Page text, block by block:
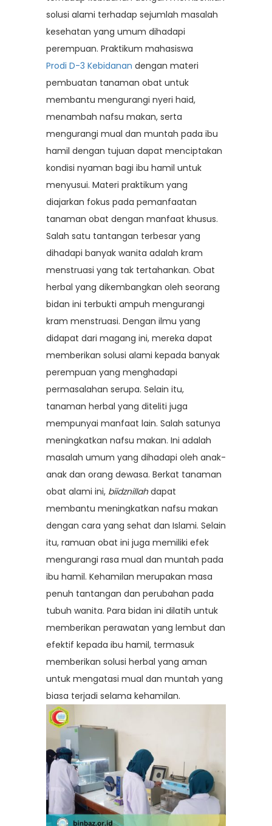
solusi alami terhadap sejumlah masalah
kesehatan yang umum dihadapi
perempuan. Praktikum mahasiswa
Prodi D-3 Kebidanan dengan materi
pembuatan tanaman obat untuk
membantu mengurangi nyeri haid,
menambah nafsu makan, serta
mengurangi mual dan muntah pada ibu
hamil dengan tujuan dapat menciptakan
kondisi nyaman bagi ibu hamil untuk
menyusui. Materi praktikum yang
diajarkan fokus pada pemanfaatan
tanaman obat dengan manfaat khusus.
Salah satu tantangan terbesar yang
dihadapi banyak wanita adalah kram
menstruasi yang tak tertahankan. Obat
herbal yang dikembangkan oleh seorang
bidan ini terbukti ampuh mengurangi
kram menstruasi. Dengan ilmu yang
didapat dari magang ini, mereka dapat
memberikan solusi alami kepada banyak
perempuan yang menghadapi
permasalahan serupa. Selain itu,
tanaman herbal yang diteliti juga
mempunyai manfaat lain. Salah satunya
meningkatkan nafsu makan. Ini adalah
masalah umum yang dihadapi oleh anak-
anak dan orang dewasa. Berkat tanaman
obat alami ini, biidznillahdapat
membantu meningkatkan nafsu makan
dengan cara yang sehat dan Islami. Selain
itu, ramuan obat ini juga memiliki efek
mengurangi rasa mual dan muntah pada
ibu hamil. Kehamilan merupakan masa
penuh tantangan dan perubahan pada
tubuh wanita. Para bidan ini dilatih untuk
memberikan perawatan yang lembut dan
efektif kepada ibu hamil, termasuk
memberikan solusi herbal yang aman
untuk mengatasi mual dan muntah yang
biasa terjadi selama kehamilan.